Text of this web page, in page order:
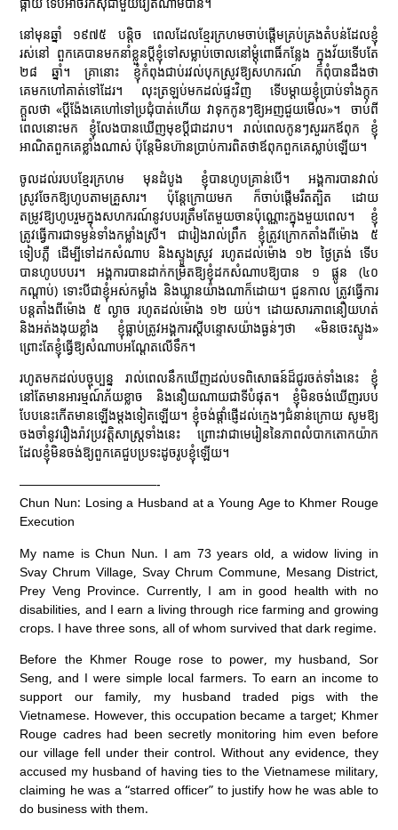
នៅមុនឆ្នាំ ១៩៧៥ បន្តិច ពេលដែលខ្មែរក្រហមចាប់ផ្តើមគ្រប់គ្រងតំបន់ដែលខ្ញុំ
រស់នៅ ពួកគេបានមកនាំខ្លួនប្តីខ្ញុំទៅសម្លាប់ចោលនៅម្ដុំពោធិ៍កន្លែង ក្នុងវ័យទើបតែ
២៨ ឆ្នាំ។ គ្រានោះ ខ្ញុំកំពុងជាប់រវល់បុកស្រូវឱ្យសហករណ៍ ក៏ពុំបានដឹងថា
គេមកហៅគាត់ទៅដែរ។ លុះត្រឡប់មកដល់ផ្ទះវិញ ទើបម្ដាយខ្ញុំប្រាប់ទាំងក្ដុក
ក្ដួលថា «ប្ដីង៉ែងគេហៅទៅប្រជុំបាត់ហើយ វាទុកកូនៗឱ្យអញជួយមើល»។ ចាប់ពី
ពេលនោះមក ខ្ញុំលែងបានឃើញមុខប្តីជាដរាប។ រាល់ពេលកូនៗសួររកឪពុក ខ្ញុំ
អាណិតពួកគេខ្លាំងណាស់ ប៉ុន្តែមិនហ៊ានប្រាប់ការពិតថាឪពុកពួកគេស្លាប់ឡើយ។
ចូលដល់របបខ្មែរក្រហម មុនដំបូង ខ្ញុំបានហូបគ្រាន់បើ។ អង្គការបានវាល់
ស្រូវចែកឱ្យហូបតាមគ្រួសារ។ ប៉ុន្តែក្រោយមក ក៏ចាប់ផ្ដើមរឹតត្បិត ដោយ
តម្រូវឱ្យហូបរួមក្នុងសហករណ៍នូវបបរត្រឹមតែមួយចានប៉ុណ្ណោះក្នុងមួយពេល។ ខ្ញុំ
ត្រូវធ្វើការជាទម្ងន់ទាំងកម្លាំងស្រី។ ជារៀងរាល់ព្រឹក ខ្ញុំត្រូវក្រោកតាំងពីម៉ោង ៥
ទៀបភ្លឺ ដើម្បីទៅដកសំណាប និងស្ទូងស្រូវ រហូតដល់ម៉ោង ១២ ថ្ងៃត្រង់ ទើប
បានហូបបបរ។ អង្គការបានដាក់កម្រិតឱ្យខ្ញុំដកសំណាបឱ្យបាន ១ ផ្លូន (៤០
កណ្តាប់) ទោះបីជាខ្ញុំអស់កម្លាំង និងឃ្លានយ៉ាងណាក៏ដោយ។ ជួនកាល ត្រូវធ្វើការ
បន្តតាំងពីម៉ោង ៥ ល្ងាច រហូតដល់ម៉ោង ១២ យប់។ ដោយសារភាពនឿយហត់
និងអត់ងងុយខ្លាំង ខ្ញុំធ្លាប់ត្រូវអង្គការស្ដីបន្ទោសយ៉ាងធ្ងន់ៗថា «មិនចេះស្ទូង»
ព្រោះតែខ្ញុំធ្វើឱ្យសំណាបអណ្ដែតលើទឹក។
រហូតមកដល់បច្ចុប្បន្ន រាល់ពេលនឹកឃើញដល់បទពិសោធន៍ដ៏ជូរចត់ទាំងនេះ ខ្ញុំ
នៅតែមានអារម្មណ៍ភ័យខ្លាច និងនឿយណាយជាទីបំផុត។ ខ្ញុំមិនចង់ឃើញរបប
បែបនេះកើតមានឡើងម្ដងទៀតឡើយ។ ខ្ញុំចង់ផ្ដាំផ្ញើដល់ក្មេងៗជំនាន់ក្រោយ សូមឱ្យ
ចងចាំនូវរឿងរ៉ាវប្រវត្តិសាស្ត្រទាំងនេះ ព្រោះវាជាមេរៀននៃភាពលំបាកតោកយ៉ាក
ដែលខ្ញុំមិនចង់ឱ្យពួកគេជួបប្រទះដូចរូបខ្ញុំឡើយ។
———————————-
Chun Nun: Losing a Husband at a Young Age to Khmer Rouge
Execution
My name is Chun Nun. I am 73 years old, a widow living in
Svay Chrum Village, Svay Chrum Commune, Mesang District,
Prey Veng Province. Currently, I am in good health with no
disabilities, and I earn a living through rice farming and growing
crops. I have three sons, all of whom survived that dark regime.
Before the Khmer Rouge rose to power, my husband, Sor
Seng, and I were simple local farmers. To earn an income to
support our family, my husband traded pigs with the
Vietnamese. However, this occupation became a target; Khmer
Rouge cadres had been secretly monitoring him even before
our village fell under their control. Without any evidence, they
accused my husband of having ties to the Vietnamese military,
claiming he was a “starred officer” to justify how he was able to
do business with them.